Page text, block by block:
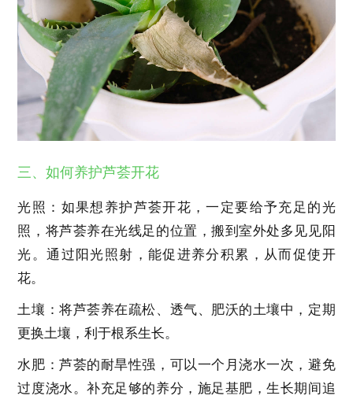
三、如何养护芦荟开花
光照：如果想养护芦荟开花，一定要给予充足的光
照，将芦荟养在光线足的位置，搬到室外处多见见阳
光。通过阳光照射，能促进养分积累，从而促使开
花。
土壤：将芦荟养在疏松、透气、肥沃的土壤中，定期
更换土壤，利于根系生长。
水肥：芦荟的耐旱性强，可以一个月浇水一次，避免
过度浇水。补充足够的养分，施足基肥，生长期间追